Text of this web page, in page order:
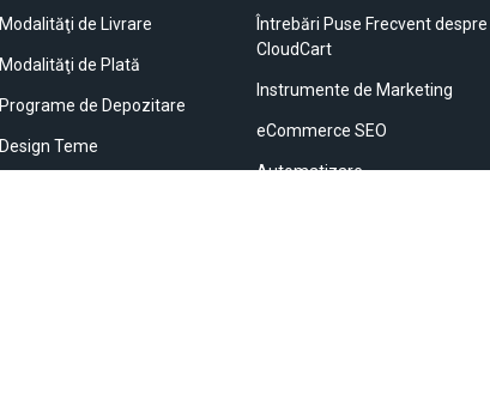
Modalităţi de Livrare
Modalităţi de Plată
Programe de Depozitare
Design Teme
Întrebări Puse Frecvent despre
CloudCart
Instrumente de Marketing
eCommerce SEO
Automatizare